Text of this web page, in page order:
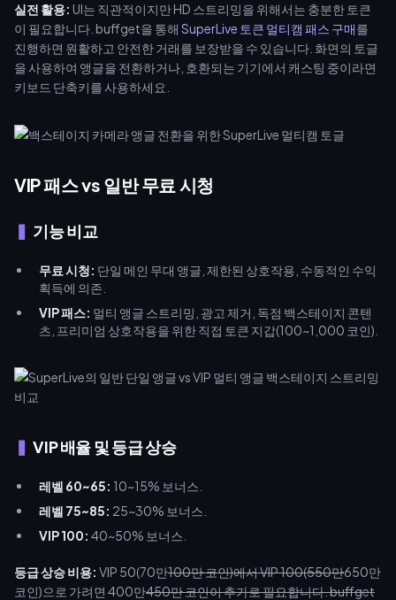
실전 활용: UI는 직관적이지만 HD 스트리밍을 위해서는 충분한 토큰
이 필요합니다. buffget을 통해 SuperLive 토큰 멀티캠 패스 구매를
진행하면 원활하고 안전한 거래를 보장받을 수 있습니다. 화면의 토글
을 사용하여 앵글을 전환하거나, 호환되는 기기에서 캐스팅 중이라면
키보드 단축키를 사용하세요.
VIP 패스 vs 일반 무료 시청
기능 비교
무료 시청: 단일 메인 무대 앵글, 제한된 상호작용, 수동적인 수익
획득에 의존.
VIP 패스: 멀티 앵글 스트리밍, 광고 제거, 독점 백스테이지 콘텐
츠, 프리미엄 상호작용을 위한 직접 토큰 지갑(100~1,000 코인).
VIP 배율 및 등급 상승
레벨 60~65: 10~15% 보너스.
레벨 75~85: 25~30% 보너스.
VIP 100: 40~50% 보너스.
등급 상승 비용: VIP 50(70만100만 코인)에서 VIP 100(550만650만
코인)으로 가려면 400만450만 코인이 추가로 필요합니다. buffget